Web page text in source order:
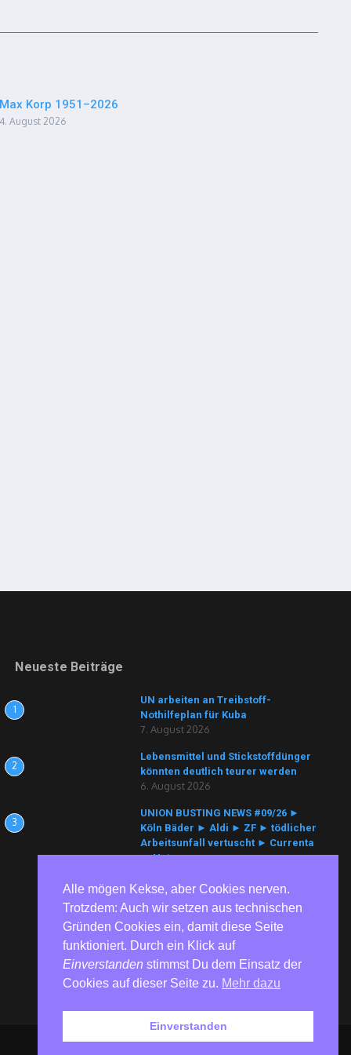
Max Korp 1951–2026
4. August 2026
Neueste Beiträge
1
UN arbeiten an Treibstoff-
Nothilfeplan für Kuba
7. August 2026
2
Lebensmittel und Stickstoffdünger
könnten deutlich teurer werden
6. August 2026
3
UNION BUSTING NEWS #09/26 ►
Köln Bäder ► Aldi ► ZF ► tödlicher
Arbeitsunfall vertuscht ► Currenta
► Nutracorp
Alle mögen Kekse, aber Cookies nerven.
Trotzdem: Auch wir setzen aus technischen
Gründen Cookies ein, damit diese Seite
funktioniert. Durch ein Klick auf
Einverstanden stimmst Du dem Einsatz der
Cookies auf dieser Seite zu. Mehr dazu
Einverstanden